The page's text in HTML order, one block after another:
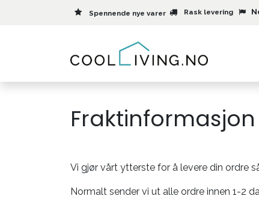
Spennende nye varer Rask levering
Vi gjør vårt ytterste for å levere din ordre
Normalt sender vi ut alle ordre innen 1-2